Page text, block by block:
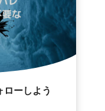
ローしよう